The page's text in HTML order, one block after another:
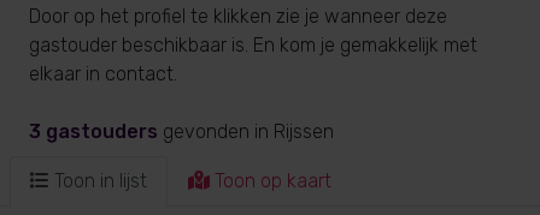
Door op het profiel te klikken zie je wanneer deze
gastouder beschikbaar is. En kom je gemakkelijk met
elkaar in contact.
3 gastouders gevonden in Rijssen
Toon in lijst Toon op kaart